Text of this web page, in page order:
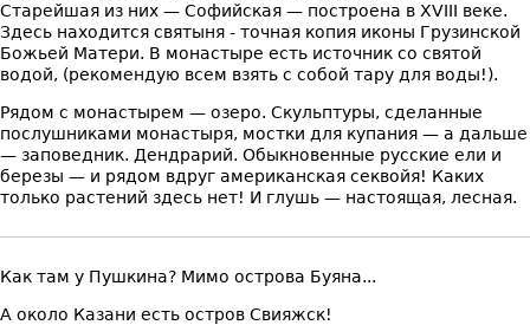
Старейшая из них — Софийская — построена в XVIII веке.
Здесь находится святыня - точная копия иконы Грузинской
Божьей Матери. В монастыре есть источник со святой
водой, (рекомендую всем взять с собой тару для воды!).
Рядом с монастырем — озеро. Скульптуры, сделанные
послушниками монастыря, мостки для купания — а дальше
— заповедник. Дендрарий. Обыкновенные русские ели и
березы — и рядом вдруг американская секвойя! Каких
только растений здесь нет! И глушь — настоящая, лесная.
Как там у Пушкина? Мимо острова Буяна...
А около Казани есть остров Свияжск!